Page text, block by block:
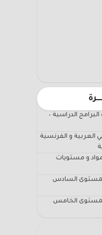
الدراسية –
العربية و الفرنسية
و مستويات
السادس
الخامس